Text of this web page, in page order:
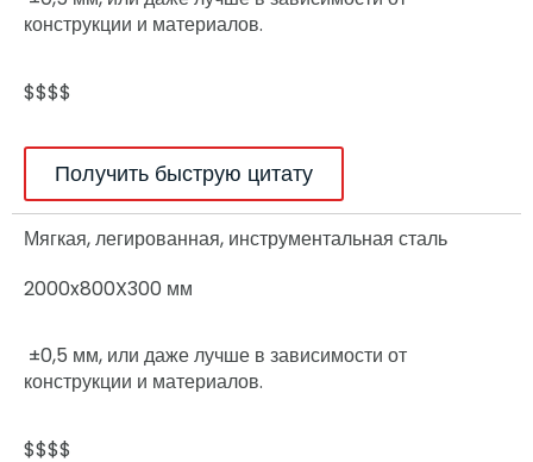
конструкции и материалов.
$$$$
Получить быструю цитату
Мягкая, легированная, инструментальная сталь
2000x800X300 мм
±0,5 мм, или даже лучше в зависимости от
конструкции и материалов.
$$$$